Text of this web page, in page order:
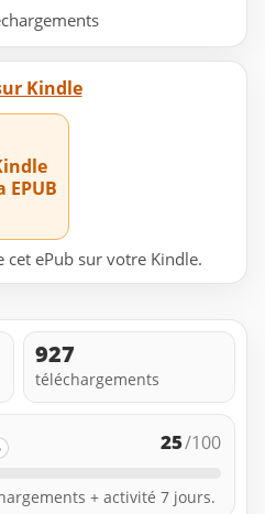
Kindle
EPUB
ePub sur votre Kindle.
927
téléchargements
25/100
+ activité 7 jours.